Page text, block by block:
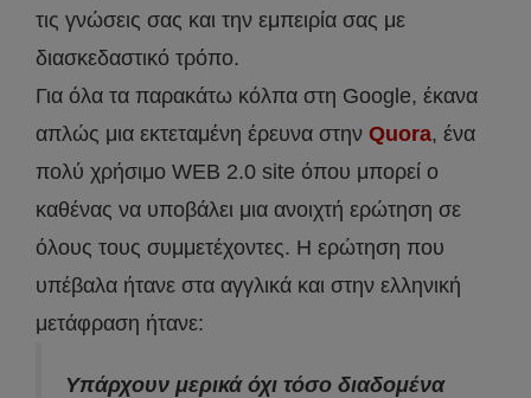
τις γνώσεις σας και την εμπειρία σας με
διασκεδαστικό τρόπο.
Για όλα τα παρακάτω κόλπα στη Google, έκανα
απλώς μια εκτεταμένη έρευνα στην Quora, ένα
πολύ χρήσιμο WEB 2.0 site όπου μπορεί ο
καθένας να υποβάλει μια ανοιχτή ερώτηση σε
όλους τους συμμετέχοντες. Η ερώτηση που
υπέβαλα ήτανε στα αγγλικά και στην ελληνική
μετάφραση ήτανε:
Υπάρχουν μερικά όχι τόσο διαδομένα